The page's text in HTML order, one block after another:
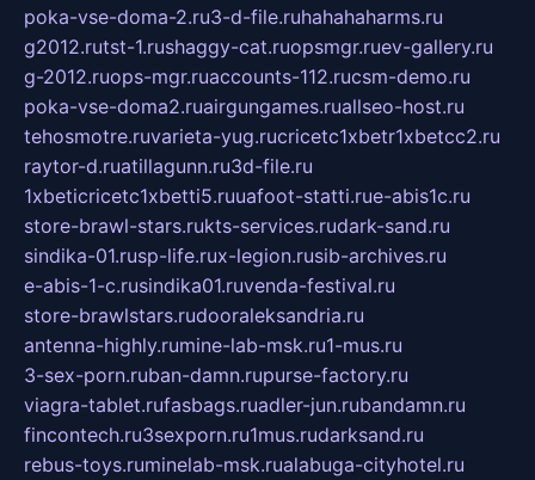
poka-vse-doma-2.ru3-d-file.ruhahahaharms.ru
g2012.rutst-1.rushaggy-cat.ruopsmgr.ruev-gallery.ru
g-2012.ruops-mgr.ruaccounts-112.rucsm-demo.ru
poka-vse-doma2.ruairgungames.ruallseo-host.ru
tehosmotre.ruvarieta-yug.rucricetc1xbetr1xbetcc2.ru
raytor-d.ruatillagunn.ru3d-file.ru
1xbeticricetc1xbetti5.ruuafoot-statti.rue-abis1c.ru
store-brawl-stars.rukts-services.rudark-sand.ru
sindika-01.rusp-life.rux-legion.rusib-archives.ru
e-abis-1-c.rusindika01.ruvenda-festival.ru
store-brawlstars.rudooraleksandria.ru
antenna-highly.rumine-lab-msk.ru1-mus.ru
3-sex-porn.ruban-damn.rupurse-factory.ru
viagra-tablet.rufasbags.ruadler-jun.rubandamn.ru
fincontech.ru3sexporn.ru1mus.rudarksand.ru
rebus-toys.ruminelab-msk.rualabuga-cityhotel.ru